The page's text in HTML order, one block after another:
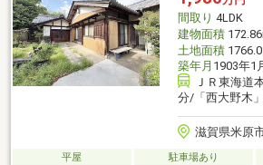
ＰＧ、温水洗浄便座、トイレ２ヶ所、ＩＨク
ステムキッチン、床下収納、エアコン
間取り 4LDK
建物面積
土地面積
築年月 1903年1
ＪＲ東海道
分/「西大野木
滋賀県米原
平屋 駐車場あり